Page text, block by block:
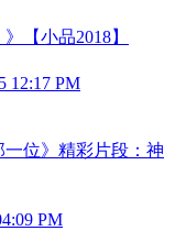
【小品2018】
12:17 PM
位》精彩片段：神
PM